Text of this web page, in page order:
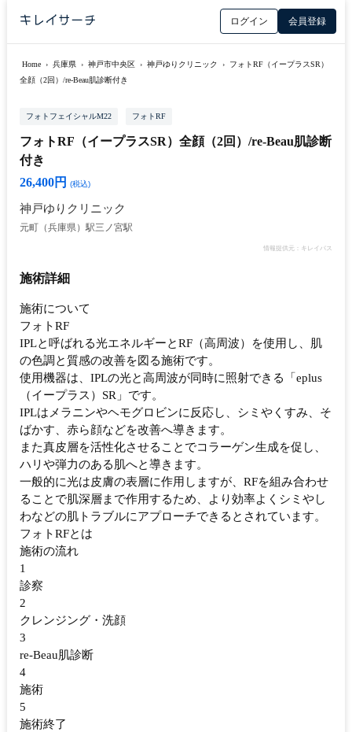
ログイン 会員登録
Home › 兵庫県 › 神戸市中央区 › 神戸ゆりクリニック ›
フォトRF（イープラスSR）
全顔（2回）/re-Beau肌診断付き
フォトフェイシャルM22 フォトRF
フォトRF（イープラスSR）全顔（2回）/re-Beau肌診断
付き
26,400円
(税込)
神戸ゆりクリニック
元町（兵庫県）駅三ノ宮駅
情報提供元：キレイパス
施術詳細
施術について
フォトRF
IPLと呼ばれる光エネルギーとRF（高周波）を使用し、肌
の色調と質感の改善を図る施術です。
使用機器は、IPLの光と高周波が同時に照射できる「eplus
（イープラス）SR」です。
IPLはメラニンやヘモグロビンに反応し、シミやくすみ、そ
ばかす、赤ら顔などを改善へ導きます。
また真皮層を活性化させることでコラーゲン生成を促し、
ハリや弾力のある肌へと導きます。
一般的に光は皮膚の表層に作用しますが、RFを組み合わせ
ることで肌深層まで作用するため、より効率よくシミやし
わなどの肌トラブルにアプローチできるとされています。
フォトRFとは
施術の流れ
1
診察
2
クレンジング・洗顔
3
re-Beau肌診断
4
施術
5
施術終了